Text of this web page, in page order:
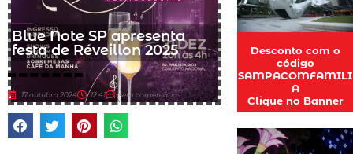
Blue Note SP apresenta
festa de Réveillon 2025
17 outubro 2024 12:41 sem comentários
Desconto com o
código
SAMPACOMFAMILI
A
Clique no Banner